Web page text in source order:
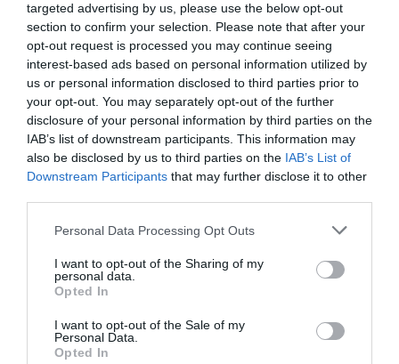
targeted advertising by us, please use the below opt-out
section to confirm your selection. Please note that after your
opt-out request is processed you may continue seeing
interest-based ads based on personal information utilized by
us or personal information disclosed to third parties prior to
your opt-out. You may separately opt-out of the further
disclosure of your personal information by third parties on the
IAB’s list of downstream participants. This information may
also be disclosed by us to third parties on the IAB’s List of
Downstream Participants that may further disclose it to other
Please note that this website/app uses one or more Google
not limited to your visit or usage behaviour. You may click to
grant or deny consent to Google and its third-party tags to
use your data for below specified purposes in below Google
consent section.
Personal Data Processing Opt Outs
I want to opt-out of the Sharing of my
personal data.
Opted In
I want to opt-out of the Sale of my
Personal Data.
Opted In
Ne maradjon le a legfrissebb hírekről, kövessen
bennünket az EGRI ÜGYEK Google Hírek oldalán!
VISSZA A FŐOLDALRA
Legfrissebb híreink
NÉLKÜLÖZHETETLEN ESZKÖZÖK
Promóció